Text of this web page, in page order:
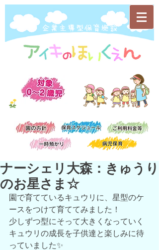
​企業主導型保育施設
ナーシェリ大森：きゅうり
のお星さま☆
園で育てているキュウリに、星型のケ
ースをつけて育ててみました！
少しずつ型にそって大きくなっていく
キュウリの成長を子供達と楽しみに待
っていました✨